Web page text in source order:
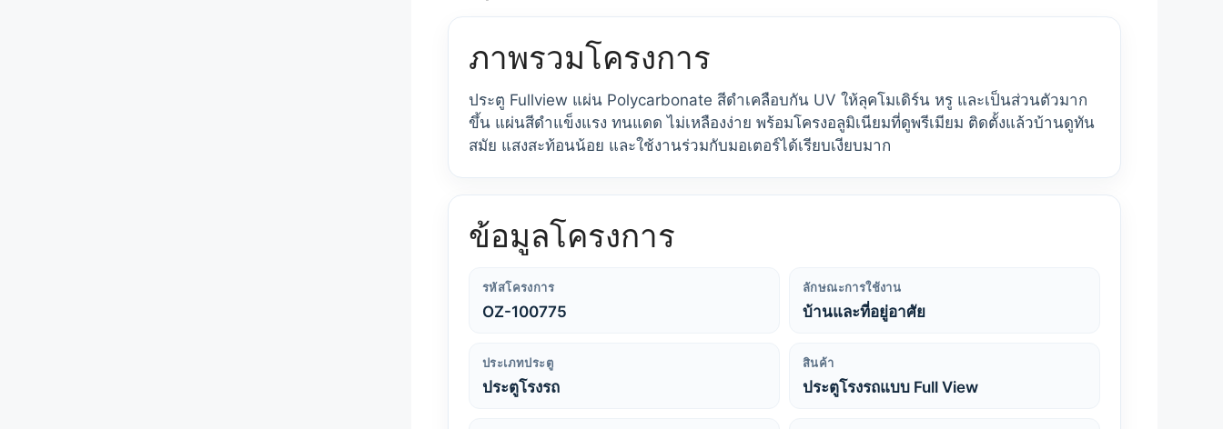
ภาพรวมโครงการ
ประตู Fullview แผ่น Polycarbonate สีดำเคลือบกัน UV ให้ลุคโมเดิร์น หรู และเป็นส่วนตัวมาก
ขึ้น แผ่นสีดำแข็งแรง ทนแดด ไม่เหลืองง่าย พร้อมโครงอลูมิเนียมที่ดูพรีเมียม ติดตั้งแล้วบ้านดูทัน
สมัย แสงสะท้อนน้อย และใช้งานร่วมกับมอเตอร์ได้เรียบเงียบมาก
ข้อมูลโครงการ
รหัสโครงการ
OZ-100775
ลักษณะการใช้งาน
บ้านและที่อยู่อาศัย
ประเภทประตู
ประตูโรงรถ
สินค้า
ประตูโรงรถแบบ Full View